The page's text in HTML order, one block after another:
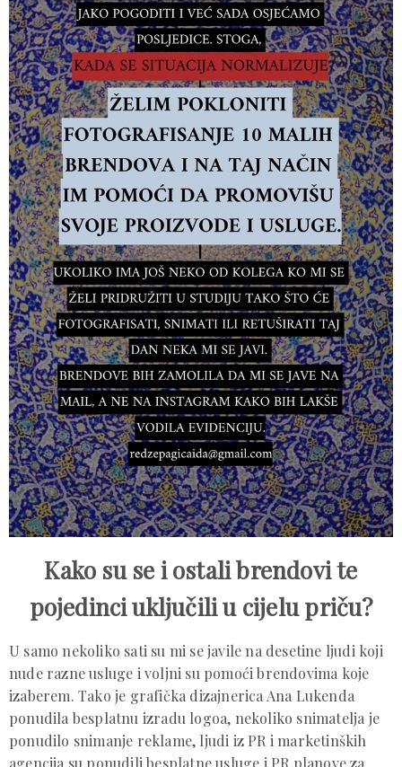
Kako su se i ostali brendovi te
pojedinci uključili u cijelu priču?
U samo nekoliko sati su mi se javile na desetine ljudi koji
nude razne usluge i voljni su pomoći brendovima koje
izaberem. Tako je grafička dizajnerica Ana Lukenda
ponudila besplatnu izradu logoa, nekoliko snimatelja je
ponudilo snimanje reklame, ljudi iz PR i marketinških
agencija su ponudili besplatne usluge i PR planove za